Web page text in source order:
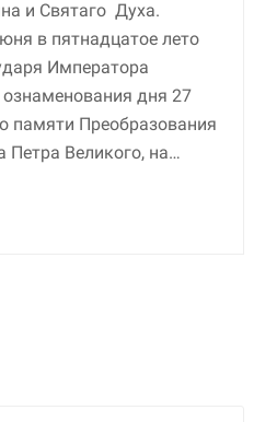
и Святаго Духа.
в пятнадцатое лето
Императора
дня 27
памяти Преобразования
Петра Великого, на…
функционирования
веб-сайта.
Статистика и
аналитика
Для того чтобы